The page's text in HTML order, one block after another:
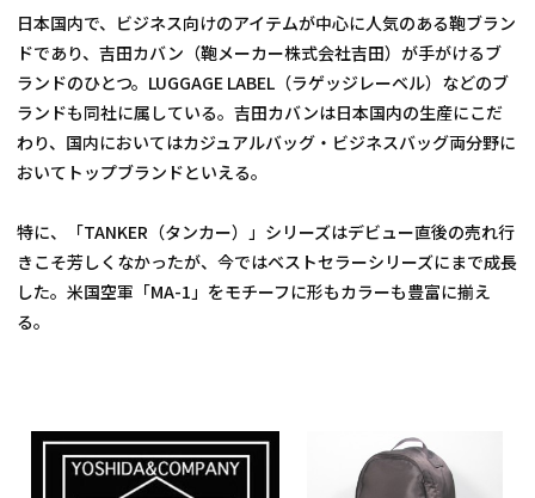
日本国内で、ビジネス向けのアイテムが中心に人気のある鞄ブラン
ドであり、吉田カバン（鞄メーカー株式会社吉田）が手がけるブ
ランドのひとつ。LUGGAGE LABEL（ラゲッジレーベル）などのブ
ランドも同社に属している。吉田カバンは日本国内の生産にこだ
わり、国内においてはカジュアルバッグ・ビジネスバッグ両分野に
おいてトップブランドといえる。
特に、「TANKER（タンカー）」シリーズはデビュー直後の売れ行
きこそ芳しくなかったが、今ではベストセラーシリーズにまで成長
した。米国空軍「MA-1」をモチーフに形もカラーも豊富に揃え
る。